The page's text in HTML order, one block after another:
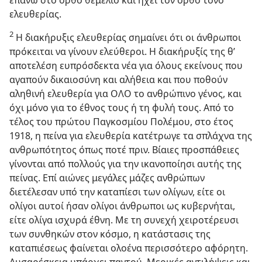
ελευθερίας.
2 Η διακήρυξις ελευθερίας σημαίνει ότι οι άνθρωποι
πρόκειται να γίνουν ελεύθεροι. Η διακήρυξίς της θ’
αποτελέση ευπρόσδεκτα νέα για όλους εκείνους που
αγαπούν δικαιοσύνη και αλήθεια και που ποθούν
αληθινή ελευθερία για ΟΛΟ το ανθρώπινο γένος, και
όχι μόνο για το έθνος τους ή τη φυλή τους. Από το
τέλος του πρώτου Παγκοσμίου Πολέμου, στο έτος
1918, η πείνα για ελευθερία κατέτρωγε τα σπλάχνα της
ανθρωπότητος όπως ποτέ πριν. Βίαιες προσπάθειες
γίνονται από πολλούς για την ικανοποίησι αυτής της
πείνας. Επί αιώνες μεγάλες μάζες ανθρώπων
διετέλεσαν υπό την καταπίεσι των ολίγων, είτε οι
ολίγοι αυτοί ήσαν ολίγοι άνθρωποι ως κυβερνήται,
είτε ολίγα ισχυρά έθνη. Με τη συνεχή χειροτέρευσι
των συνθηκών στον κόσμο, η κατάστασις της
καταπιέσεως φαίνεται ολοένα περισσότερο αφόρητη.